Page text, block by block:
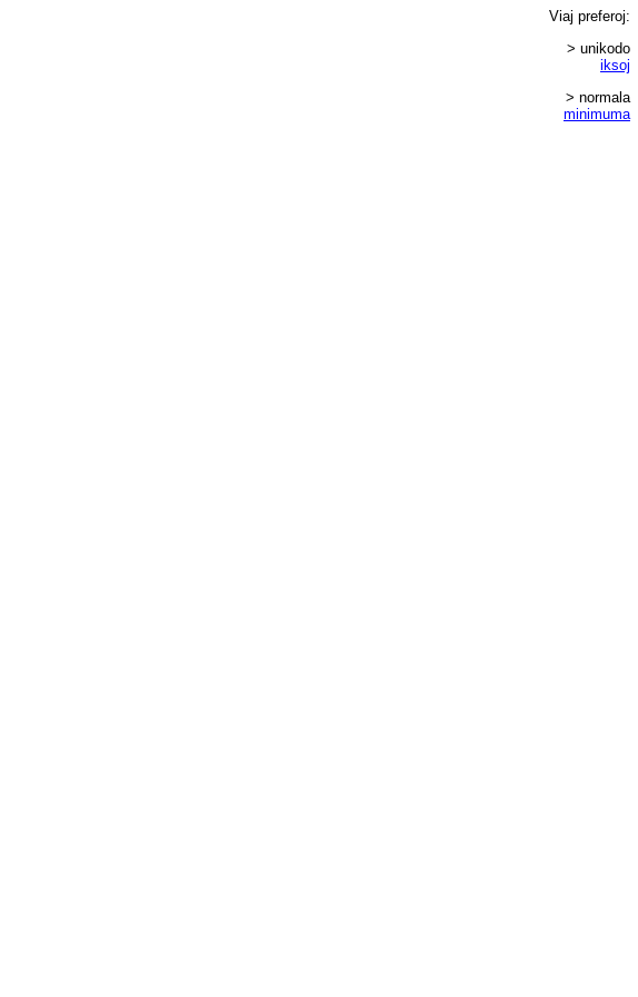
Viaj preferoj:
> unikodo
iksoj
> normala
minimuma